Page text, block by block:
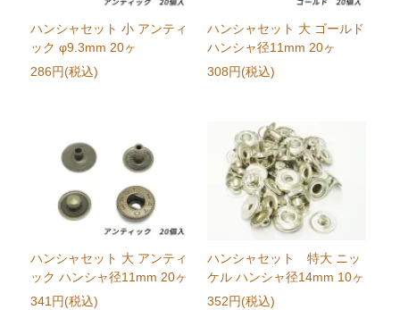
ハンシャセット 小 アンティ
ック φ9.3mm 20ヶ
286円(税込)
ハンシャセット 大 ゴールド
ハンシャ径11mm 20ヶ
308円(税込)
ハンシャセット 大 アンティ
ック ハンシャ径11mm 20ヶ
341円(税込)
ハンシャセット 特大 ニッ
ケル ハンシャ径14mm 10ヶ
352円(税込)